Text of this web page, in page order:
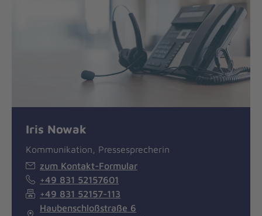
Iris Nowak
Kommunikation, Pressesprecherin
zum Kontakt-Formular
+49 831 52157601
+49 831 52157-113
Haubenschloßstraße 6